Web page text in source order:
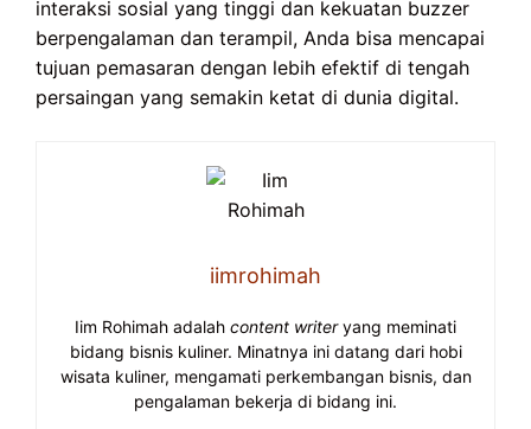
interaksi sosial yang tinggi dan kekuatan buzzer
berpengalaman dan terampil, Anda bisa mencapai
tujuan pemasaran dengan lebih efektif di tengah
persaingan yang semakin ketat di dunia digital.
iimrohimah
Iim Rohimah adalah content writeryang meminati
bidang bisnis kuliner. Minatnya ini datang dari hobi
wisata kuliner, mengamati perkembangan bisnis, dan
pengalaman bekerja di bidang ini.